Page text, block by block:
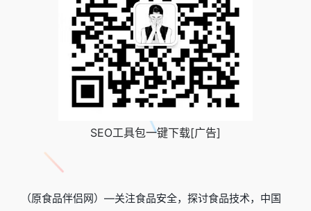
SEO工具包一键下载[广告]
（原食品伴侣网）—关注食品安全，探讨食品技术，中国